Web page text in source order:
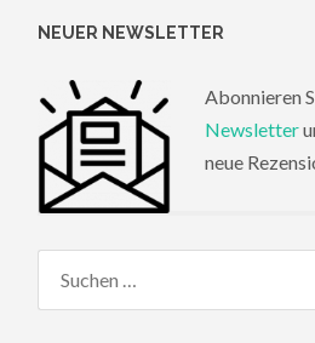
NEUER NEWSLETTER
Abonnieren
Newsletter
neue